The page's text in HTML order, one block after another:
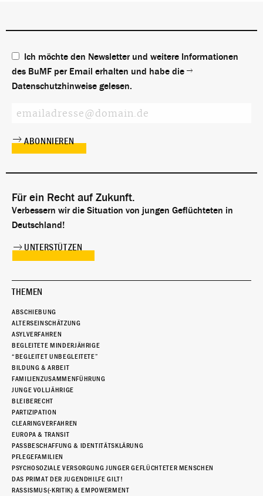
Ich möchte den Newsletter und weitere Informationen
des BuMF per Email erhalten und habe die
Datenschutzhinweise gelesen.
Für ein Recht auf Zukunft.
Verbessern wir die Situation von jungen Geflüchteten in
Deutschland!
UNTERSTÜTZEN
THEMEN
ABSCHIEBUNG
ALTERSEINSCHÄTZUNG
ASYLVERFAHREN
BEGLEITETE MINDERJÄHRIGE
“BEGLEITET UNBEGLEITETE”
BILDUNG & ARBEIT
FAMILIENZUSAMMENFÜHRUNG
JUNGE VOLLJÄHRIGE
BLEIBERECHT
PARTIZIPATION
CLEARINGVERFAHREN
EUROPA & TRANSIT
PASSBESCHAFFUNG & IDENTITÄTSKLÄRUNG
PFLEGEFAMILIEN
PSYCHOSOZIALE VERSORGUNG JUNGER GEFLÜCHTETER MENSCHEN
DAS PRIMAT DER JUGENDHILFE GILT!
RASSISMUS(-KRITIK) & EMPOWERMENT